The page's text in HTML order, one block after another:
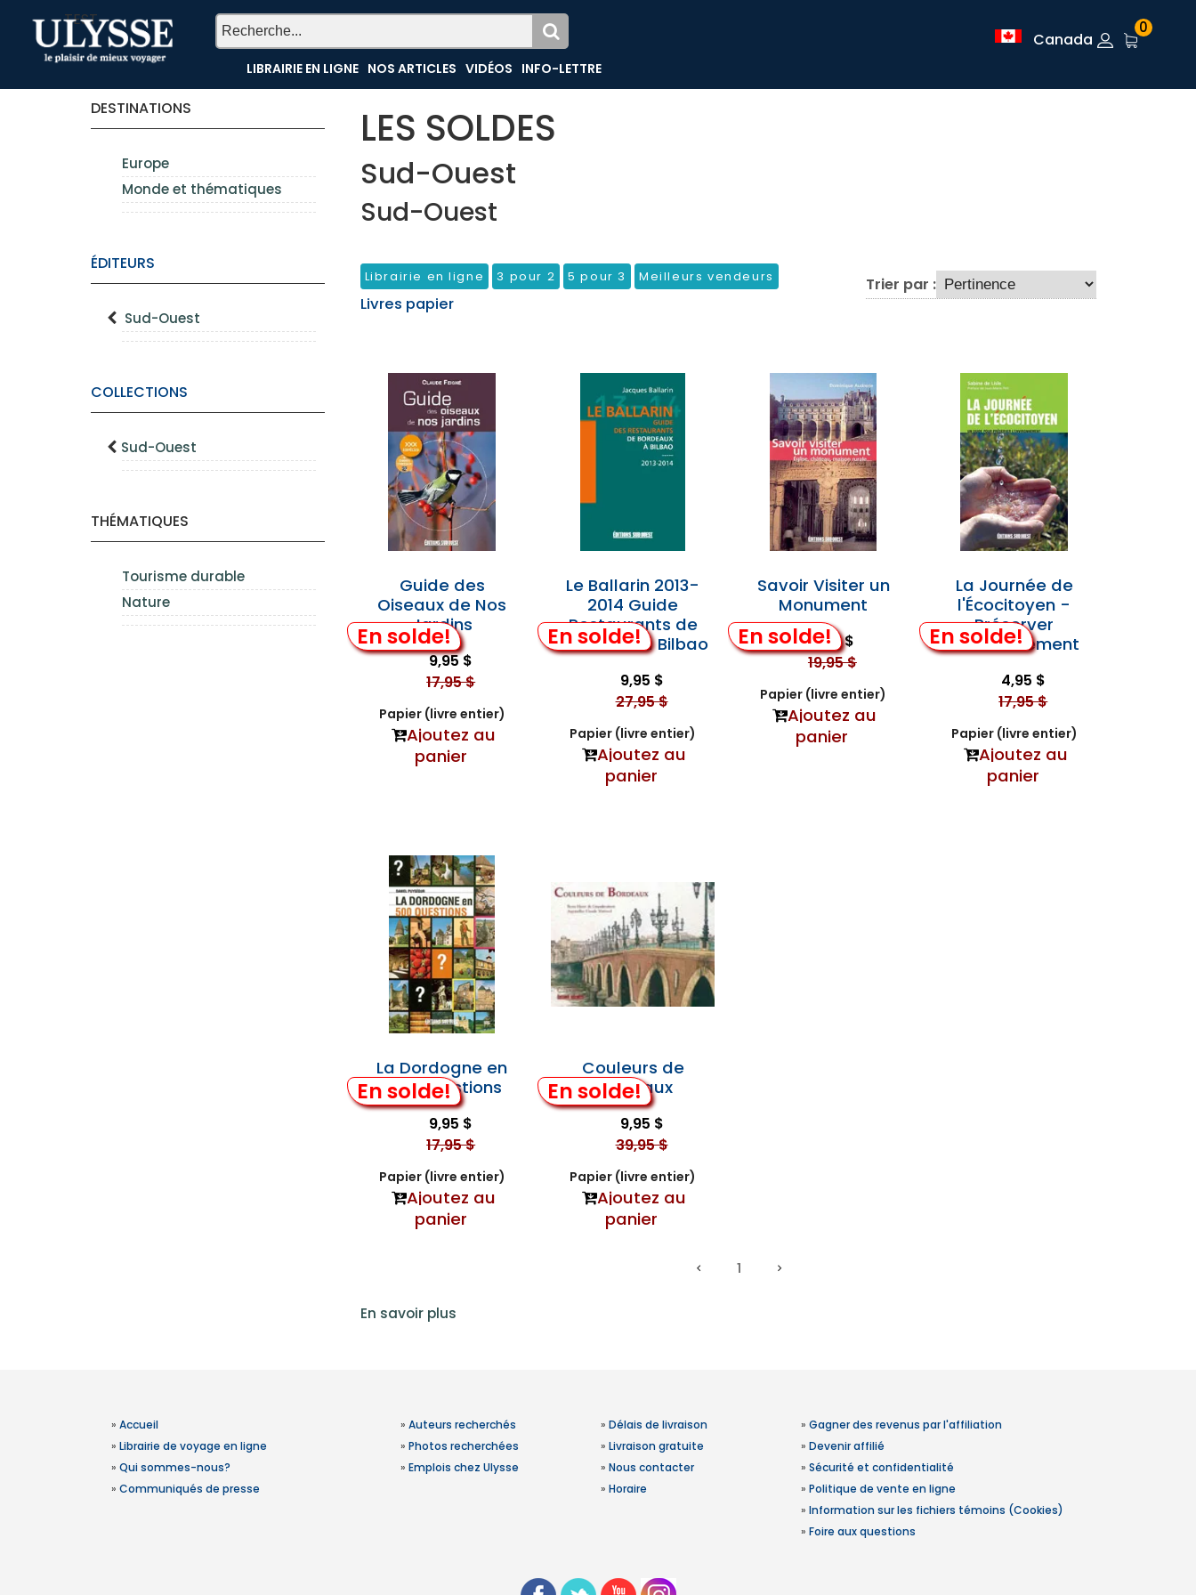
TEST
LIBRAIRIE EN LIGNE NOS ARTICLES VIDÉOS INFO-LETTRE
Canada
0
DESTINATIONS
Europe
Monde et thématiques
ÉDITEURS
Sud-Ouest
COLLECTIONS
Sud-Ouest
THÉMATIQUES
Tourisme durable
Nature
LES SOLDES
Sud-Ouest
Sud-Ouest
Librairie en ligne 3 pour 2 5 pour 3 Meilleurs vendeurs
Livres papier
Trier par :
En solde!
Guide des
Oiseaux de Nos
Jardins
9,95 $
17,95 $
Papier (livre entier)
Ajoutez au
panier
En solde!
Le Ballarin 2013-
2014 Guide
Restaurants de
Bordeaux à Bilbao
9,95 $
27,95 $
Papier (livre entier)
Ajoutez au
panier
En solde!
Savoir Visiter un
Monument
9,95 $
19,95 $
Papier (livre entier)
Ajoutez au
panier
En solde!
La Journée de
l'Écocitoyen -
Préserver
l'Environnement
4,95 $
17,95 $
Papier (livre entier)
Ajoutez au
panier
En solde!
La Dordogne en
500 Questions
9,95 $
17,95 $
Papier (livre entier)
Ajoutez au
panier
En solde!
Couleurs de
Bordeaux
9,95 $
39,95 $
Papier (livre entier)
Ajoutez au
panier
1
En savoir plus
» Accueil
» Librairie de voyage en ligne
» Qui sommes-nous?
» Communiqués de presse
» Auteurs recherchés
» Photos recherchées
» Emplois chez Ulysse
» Délais de livraison
» Livraison gratuite
» Nous contacter
» Horaire
» Gagner des revenus par l'affiliation
» Devenir affilié
» Sécurité et confidentialité
» Politique de vente en ligne
» Information sur les fichiers témoins (Cookies)
» Foire aux questions